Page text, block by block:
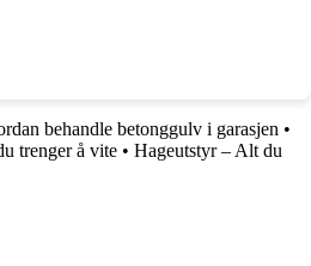
behandle betonggulv i garasjen •
trenger å vite • Hageutstyr – Alt du